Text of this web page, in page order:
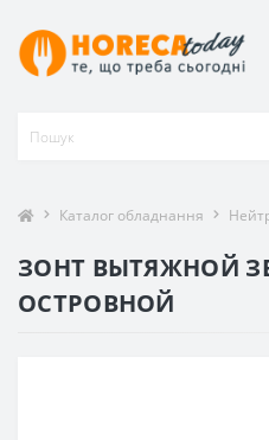
Каталог обладнання
ЗОНТ ВЫТЯЖНОЙ
ОСТРОВНОЙ